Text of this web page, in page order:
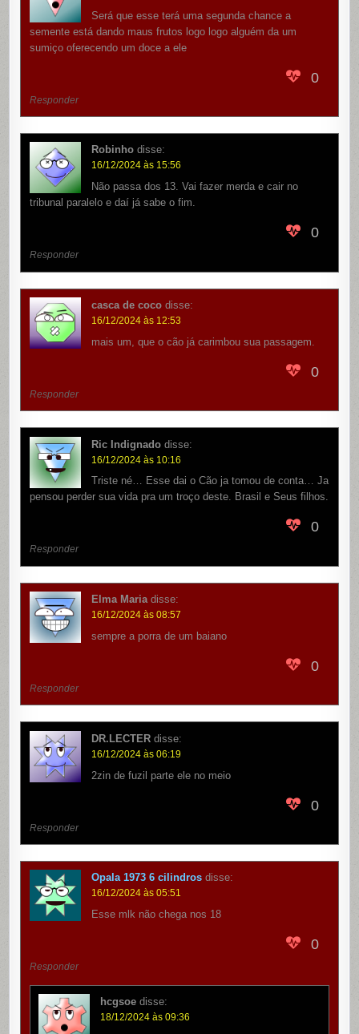
Será que esse terá uma segunda chance a
semente está dando maus frutos logo logo alguém da um
sumiço oferecendo um doce a ele
0
Responder
Robinho disse:
16/12/2024 às 15:56
Não passa dos 13. Vai fazer merda e cair no
tribunal paralelo e daí já sabe o fim.
0
Responder
casca de coco disse:
16/12/2024 às 12:53
mais um, que o cão já carimbou sua passagem.
0
Responder
Ric Indignado disse:
16/12/2024 às 10:16
Triste né… Esse dai o Cão ja tomou de conta… Ja
pensou perder sua vida pra um troço deste. Brasil e Seus filhos.
0
Responder
Elma Maria disse:
16/12/2024 às 08:57
sempre a porra de um baiano
0
Responder
DR.LECTER disse:
16/12/2024 às 06:19
2zin de fuzil parte ele no meio
0
Responder
Opala 1973 6 cilindros disse:
16/12/2024 às 05:51
Esse mlk não chega nos 18
0
Responder
hcgsoe disse:
18/12/2024 às 09:36